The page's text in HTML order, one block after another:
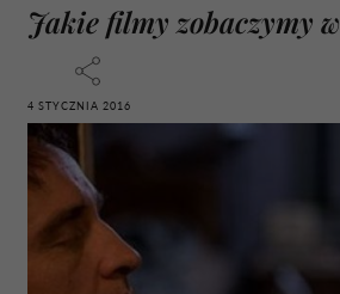
Jakie filmy zobaczymy
4 STYCZNIA 2016